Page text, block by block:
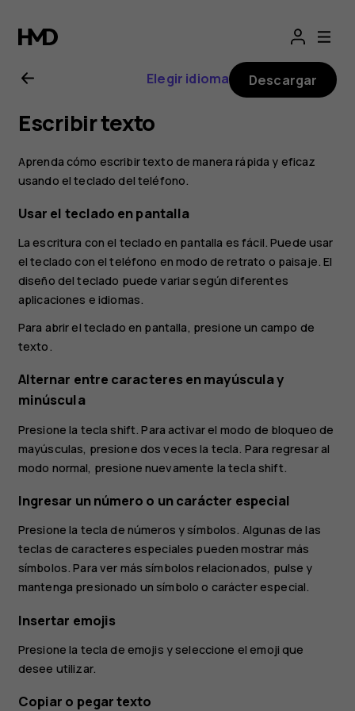
Manual
del
usuario
de
Nokia
Plus
Elegir idioma Descargar
Escribir texto
Aprenda cómo escribir texto de manera rápida y eficaz
usando el teclado del teléfono.
Usar el teclado en pantalla
La escritura con el teclado en pantalla es fácil. Puede usar
el teclado con el teléfono en modo de retrato o paisaje. El
diseño del teclado puede variar según diferentes
aplicaciones e idiomas.
Para abrir el teclado en pantalla, presione un campo de
texto.
Alternar entre caracteres en mayúscula y
minúscula
Presione la tecla shift. Para activar el modo de bloqueo de
mayúsculas, presione dos veces la tecla. Para regresar al
modo normal, presione nuevamente la tecla shift.
Ingresar un número o un carácter especial
Presione la tecla de números y símbolos. Algunas de las
teclas de caracteres especiales pueden mostrar más
símbolos. Para ver más símbolos relacionados, pulse y
mantenga presionado un símbolo o carácter especial.
Insertar emojis
Presione la tecla de emojis y seleccione el emoji que
desee utilizar.
Copiar o pegar texto